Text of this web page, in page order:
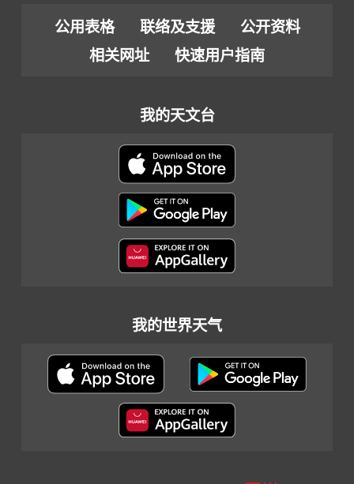
公用表格 联络及支援
公开资料
相关网址
快速用户指南
我的天文台
我的世界天气